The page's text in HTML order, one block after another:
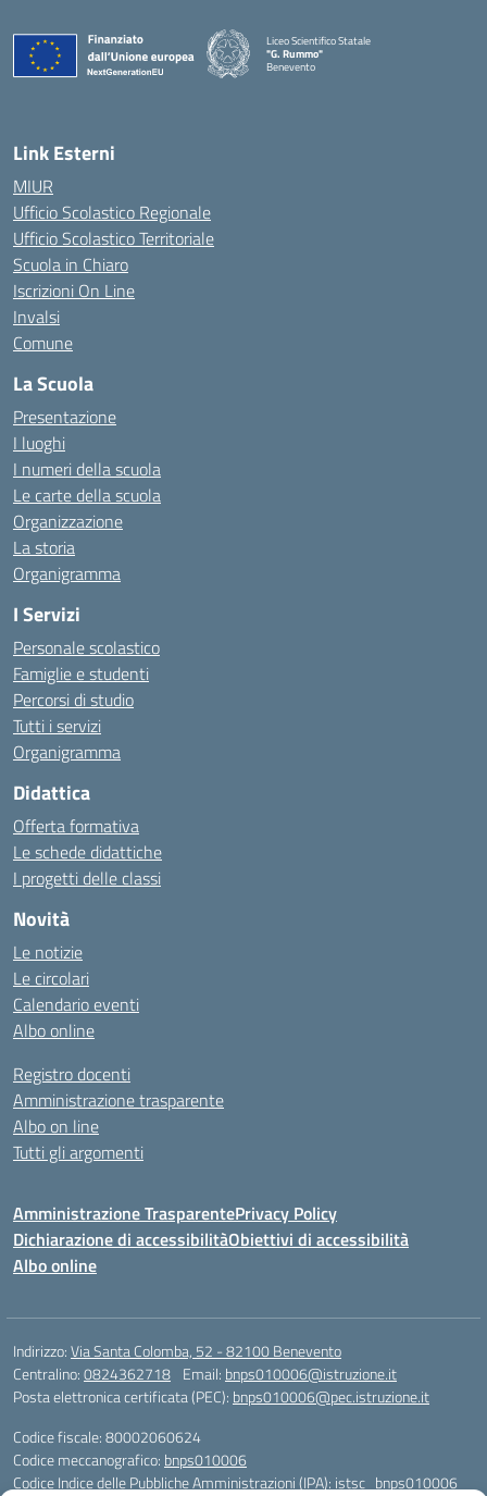
Liceo Scientifico Statale
"G. Rummo"
Benevento
Link Esterni
MIUR
Ufficio Scolastico Regionale
Ufficio Scolastico Territoriale
Scuola in Chiaro
Iscrizioni On Line
Invalsi
Comune
La Scuola
Presentazione
I luoghi
I numeri della scuola
Le carte della scuola
Organizzazione
La storia
Organigramma
I Servizi
Personale scolastico
Famiglie e studenti
Percorsi di studio
Tutti i servizi
Organigramma
Didattica
Offerta formativa
Le schede didattiche
I progetti delle classi
Novità
Le notizie
Le circolari
Calendario eventi
Albo online
Registro docenti
Amministrazione trasparente
Albo on line
Tutti gli argomenti
Amministrazione TrasparentePrivacy Policy
Dichiarazione di accessibilitàObiettivi di accessibilità
Albo online
Indirizzo:Via Santa Colomba, 52 - 82100 Benevento
Centralino:0824362718 Email: bnps010006@istruzione.it
Posta elettronica certificata (PEC): bnps010006@pec.istruzione.it
Codice fiscale: 80002060624
Codice meccanografico: bnps010006
Codice Indice delle Pubbliche Amministrazioni (IPA): istsc_bnps010006